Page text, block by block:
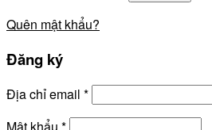
Quên mật khẩu?
Đăng ký
Địa chỉ email *
Mật khẩu *